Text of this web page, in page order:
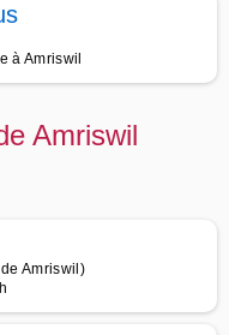
à Amriswil
Amriswil
Amriswil)